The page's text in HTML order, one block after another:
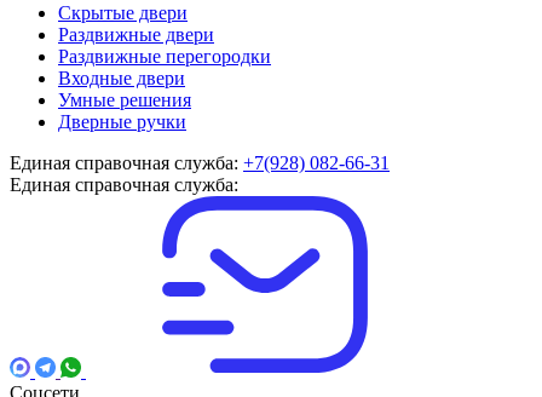
Скрытые двери
Раздвижные двери
Раздвижные перегородки
Входные двери
Умные решения
Дверные ручки
Единая справочная служба: +7(928) 082-66-31
Единая справочная служба:
Соцсети